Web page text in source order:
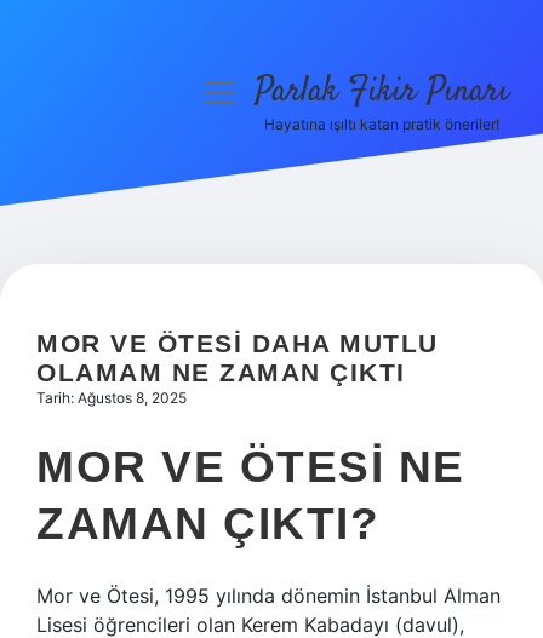
Hakkımızda
menüyüParlak Fikir Pınarı
Hayatına ışıltı katan pratik öneriler!
MOR VE ÖTESI DAHA MUTLU
OLAMAM NE ZAMAN ÇIKTI
Tarih: Ağustos 8, 2025
MOR VE ÖTESI NE
ZAMAN ÇIKTI?
Mor ve Ötesi, 1995 yılında dönemin İstanbul Alman
Lisesi öğrencileri olan Kerem Kabadayı (davul),